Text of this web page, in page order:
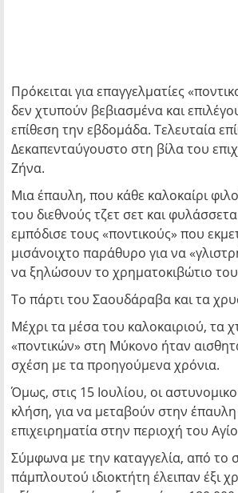
Πρόκειται για επαγγελματίες
δεν χτυπούν βεβιασμένα και
επίθεση την εβδομάδα. Τελευταία
Δεκαπενταύγουστο στη βίλα του
Ζήνα.
Μια έπαυλη, που κάθε καλοκαίρι
του διεθνούς τζετ σετ και
εμπόδισε τους «ποντικούς» που
μισάνοιχτο παράθυρο για να
να ξηλώσουν το χρηματοκιβώτιο
Το πάρτι του Σαουδάραβα και τα
Μέχρι τα μέσα του καλοκαιριού, τα
«ποντικών» στη Μύκονο ήταν
σχέση με τα προηγούμενα χρόνια.
Όμως, στις 15 Ιουλίου, οι
κλήση, για να μεταβούν στην
επιχειρηματία στην περιοχή του
Σύμφωνα με την καταγγελία, από το
πάμπλουτού ιδιοκτήτη έλειπαν έξι